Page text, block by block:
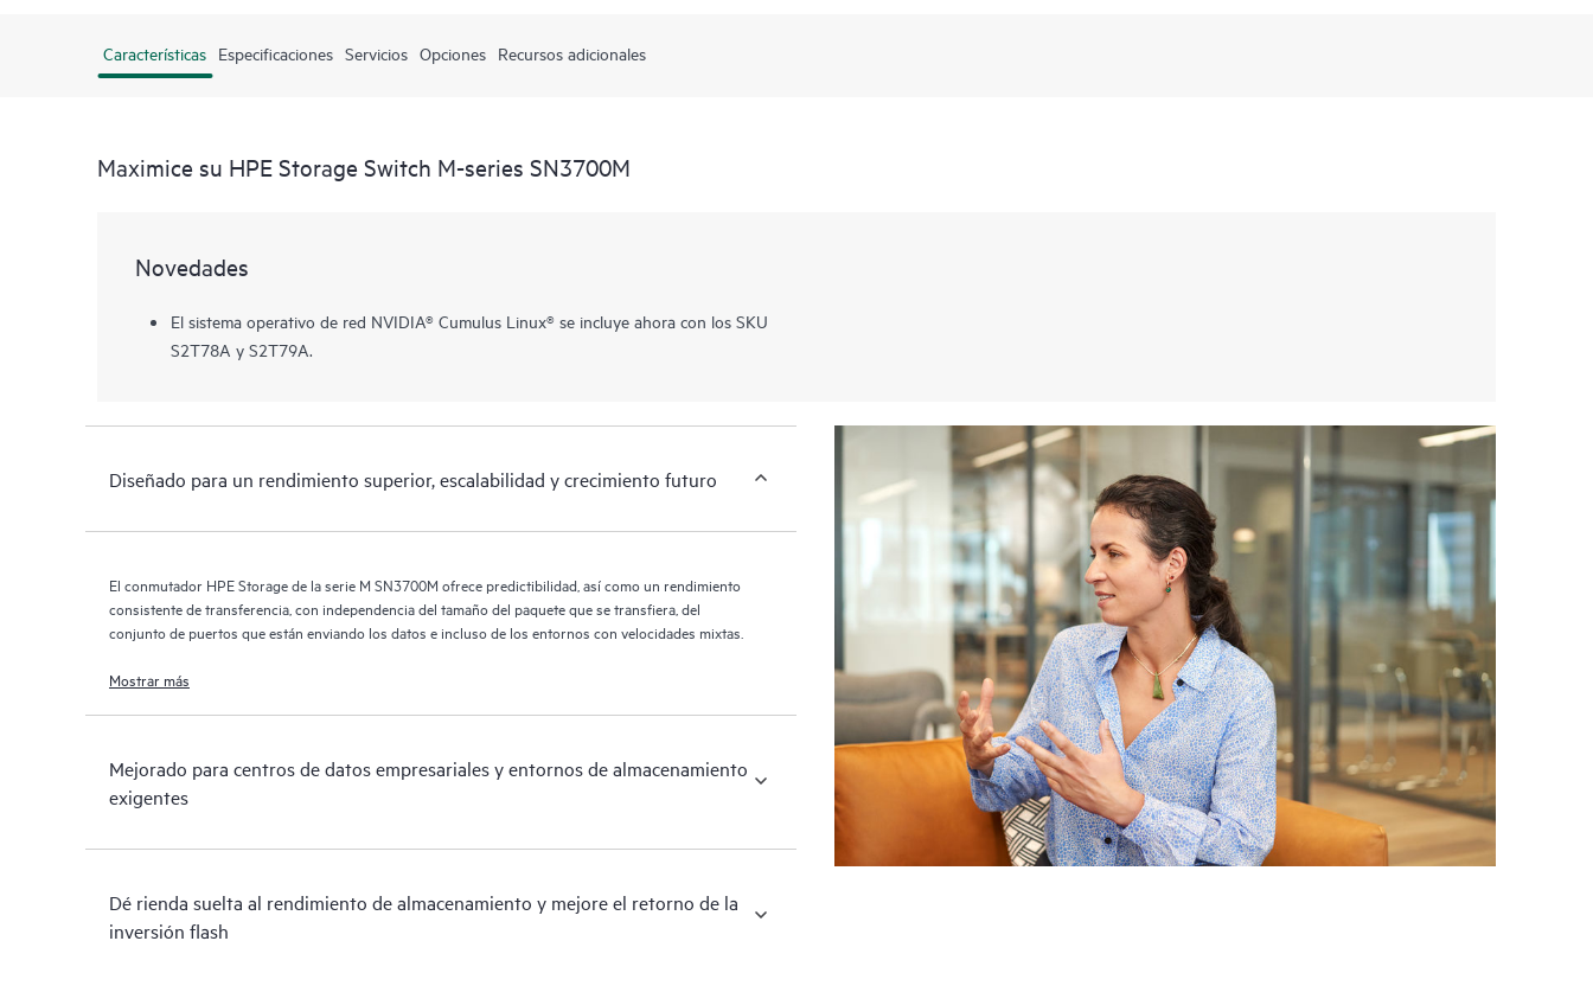
Características Especificaciones Servicios Opciones Recursos adicionales
Maximice su HPE Storage Switch M-series SN3700M
Novedades
El sistema operativo de red NVIDIA® Cumulus Linux® se incluye ahora con los SKU
S2T78A y S2T79A.
Diseñado para un rendimiento superior, escalabilidad y crecimiento futuro
El conmutador HPE Storage de la serie M SN3700M ofrece predictibilidad, así como un rendimiento
consistente de transferencia, con independencia del tamaño del paquete que se transfiera, del
conjunto de puertos que están enviando los datos e incluso de los entornos con velocidades mixtas.
Mostrar más
Mejorado para centros de datos empresariales y entornos de almacenamiento
exigentes
Dé rienda suelta al rendimiento de almacenamiento y mejore el retorno de la
inversión flash